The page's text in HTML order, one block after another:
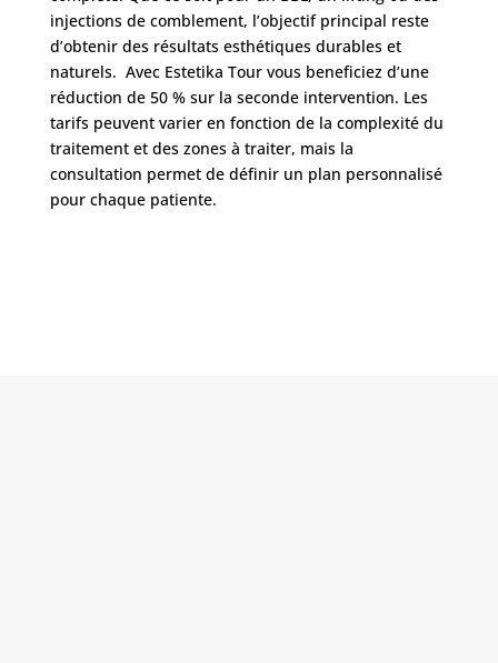
injections de comblement, l’objectif principal reste
d’obtenir des résultats esthétiques durables et
naturels. Avec Estetika Tour vous beneficiez d’une
réduction de 50 % sur la seconde intervention. Les
tarifs peuvent varier en fonction de la complexité du
traitement et des zones à traiter, mais la
consultation permet de définir un plan personnalisé
pour chaque patiente.